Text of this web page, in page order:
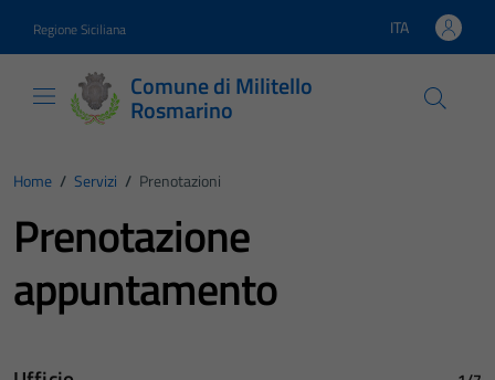
Regione Siciliana Lingua attiva:
ITA
Comune di Militello
Rosmarino
Home / Servizi / Prenotazioni
Prenotazione
appuntamento